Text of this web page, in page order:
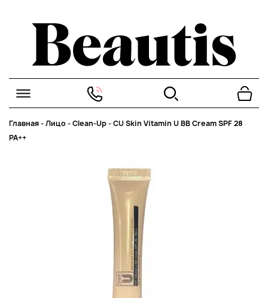
Главная-Лицо-Clean-Up-CU Skin Vitamin U BB Cream SPF 28
PA++